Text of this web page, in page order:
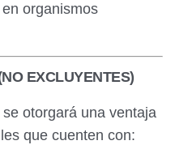
organismos
EXCLUYENTES)
otorgará una ventaja
que cuenten con: